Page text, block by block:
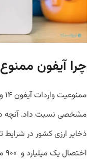
چرا آیفون
مشخصی نسبت داد. آنچه
ذخایر ارزی کشور در